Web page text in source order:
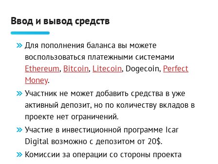
Ввод и вывод средств
Для пополнения баланса вы можете
воспользоваться платежными системами
Ethereum, Bitcoin, Litecoin, Dogecoin, Perfect
Money.
Участник не может добавить средства в уже
активный депозит, но по количеству вкладов в
проекте нет ограничений.
Участие в инвестиционной программе Icar
Digital возможно с депозитом от 20$.
Комиссии за операции со стороны проекта